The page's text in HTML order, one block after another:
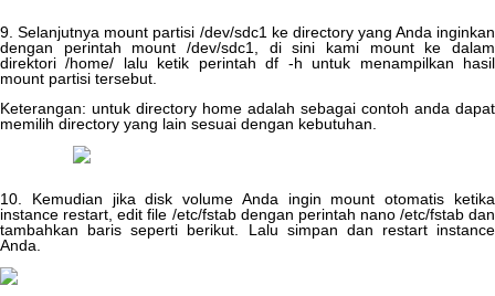
9 Selanjutnya mount partisi /dev/sdc1 ke directory yang Anda inginkan
dengan
perintah mount /dev/sdc1 di sini kami mount ke
dalam
direktori /home/ lalu ketik perintah df -h untuk menampilkan
hasil
mount partisi tersebut
Keterangan: untuk directory home adalah sebagai contoh anda dapat
memilih directory yang lain sesuai dengan kebutuhan
10. Kemudian jika disk volume Anda ingin mount otomatis
ketika
instance restart, edit file /etc/fstab dengan perintah nano /etc/fstab dan
tambahkan
baris seperti berikut. Lalu simpan dan restart instance
Anda.